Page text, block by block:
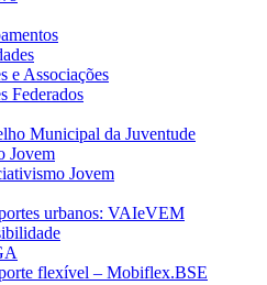
e Associações
Federados
Municipal da Juventude
Jovem
Jovem
urbanos: VAIeVEM
flexível – Mobiflex.BSE